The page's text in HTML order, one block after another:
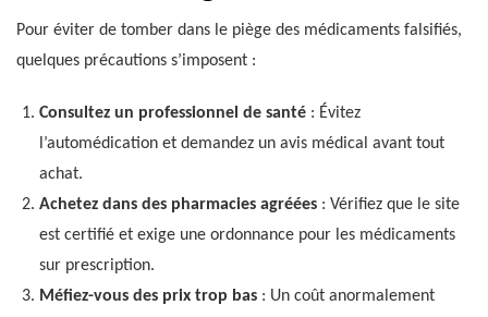
Pour éviter de tomber dans le piège des médicaments falsifiés,
quelques précautions s’imposent :
Consultez un professionnel de santé: Évitez
l’automédication et demandez un avis médical avant tout
achat.
Achetez dans des pharmacies agréées: Vérifiez que le site
est certifié et exige une ordonnance pour les médicaments
sur prescription.
Méfiez-vous des prix trop bas: Un coût anormalement